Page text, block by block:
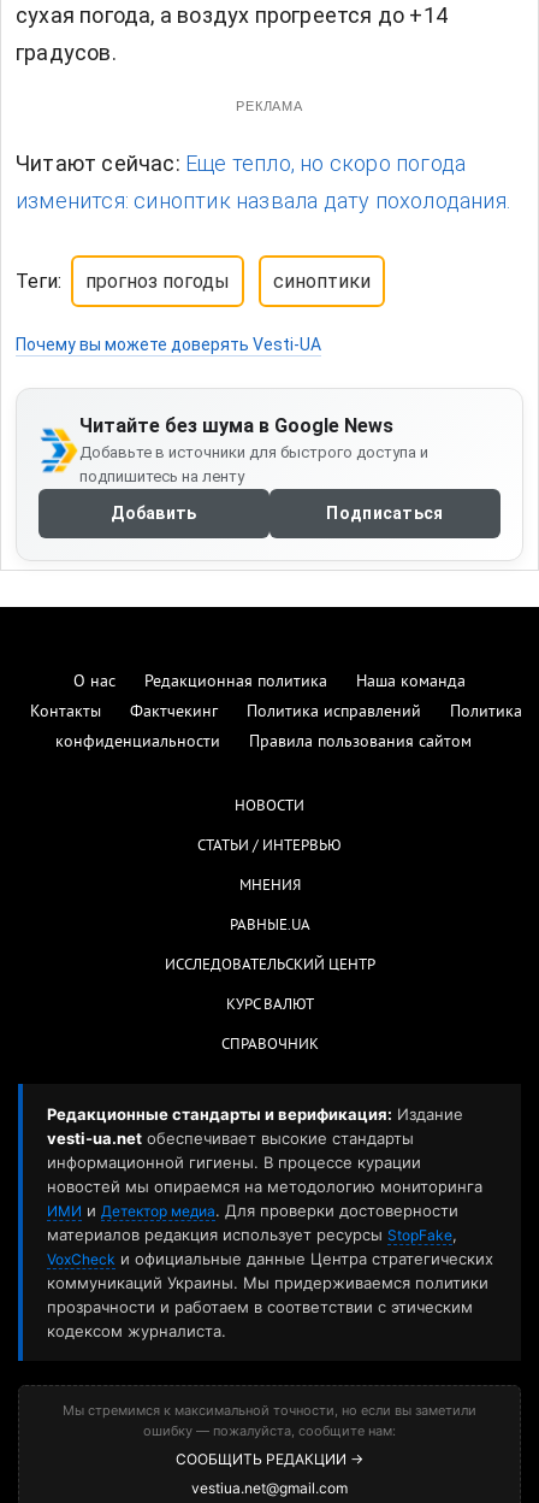
сухая погода, а воздух прогреется до +14
градусов.
РЕКЛАМА
Читают сейчас: Еще тепло, но скоро погода
изменится: синоптик назвала дату похолодания.
Теги: прогноз погоды синоптики
Почему вы можете доверять Vesti-UA
Читайте без шума в Google News
Добавьте в источники для быстрого доступа и
подпишитесь на ленту
Добавить Подписаться
О нас Редакционная политика
Наша команда
Контакты
Фактчекинг Политика исправлений
Политика
конфиденциальности
Правила пользования сайтом
НОВОСТИ
СТАТЬИ / ИНТЕРВЬЮ
МНЕНИЯ
РАВНЫЕ.UA
ИССЛЕДОВАТЕЛЬСКИЙ ЦЕНТР
КУРС ВАЛЮТ
СПРАВОЧНИК
Редакционные стандарты и верификация: Издание
vesti-ua.net обеспечивает высокие стандарты
информационной гигиены. В процессе курации
новостей мы опираемся на методологию мониторинга
ИМИ и Детектор медиа. Для проверки достоверности
материалов редакция использует ресурсы StopFake,
VoxCheck и официальные данные Центра стратегических
коммуникаций Украины. Мы придерживаемся политики
прозрачности и работаем в соответствии с этическим
кодексом журналиста.
Мы стремимся к максимальной точности, но если вы заметили
ошибку — пожалуйста, сообщите нам:
СООБЩИТЬ РЕДАКЦИИ →
vestiua.net@gmail.com